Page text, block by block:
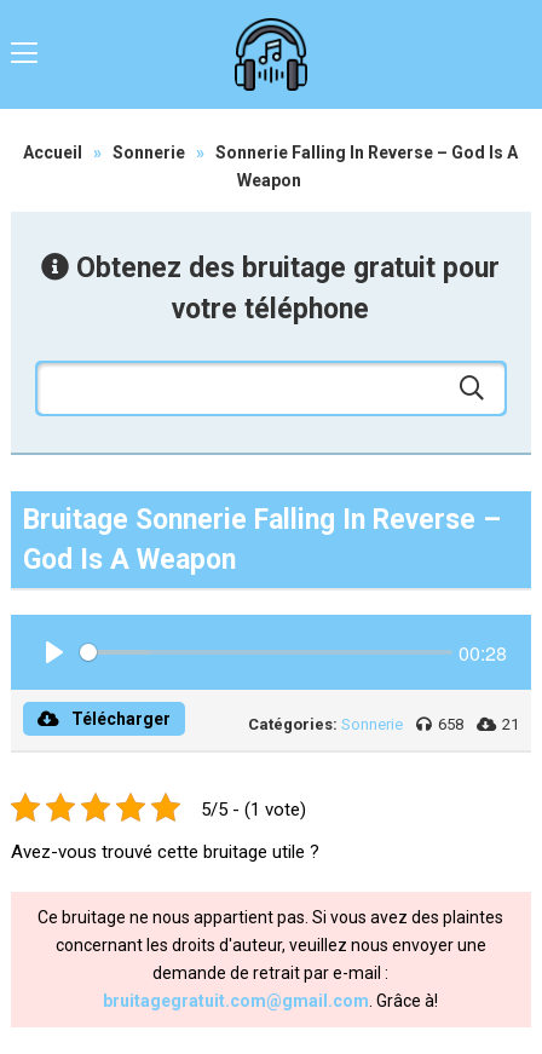
Accueil » Sonnerie » Sonnerie Falling In Reverse – God Is A
Weapon
Obtenez des bruitage gratuit pour
votre téléphone
Bruitage Sonnerie Falling In Reverse –
God Is A Weapon
00:28
Télécharger Catégories: Sonnerie 658 21
5/5 - (1 vote)
Avez-vous trouvé cette bruitage utile ?
Ce bruitage ne nous appartient pas. Si vous avez des plaintes
concernant les droits d'auteur, veuillez nous envoyer une
demande de retrait par e-mail :
bruitagegratuit.com@gmail.com . Grâce à!